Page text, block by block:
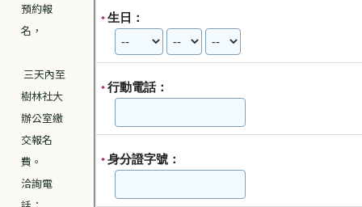
預約報
名，
三天內至
樹林社大
辦公室繳
交報名
費。
洽詢電